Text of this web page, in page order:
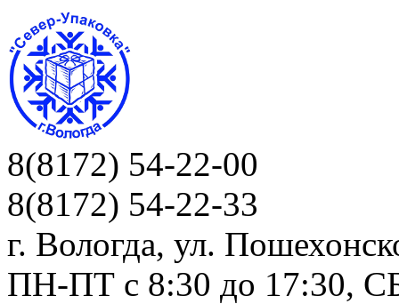
8(8172) 54-22-00
8(8172) 54-22-33
г. Вологда, ул.
ПН-ПТ c 8:30 до 17:30,